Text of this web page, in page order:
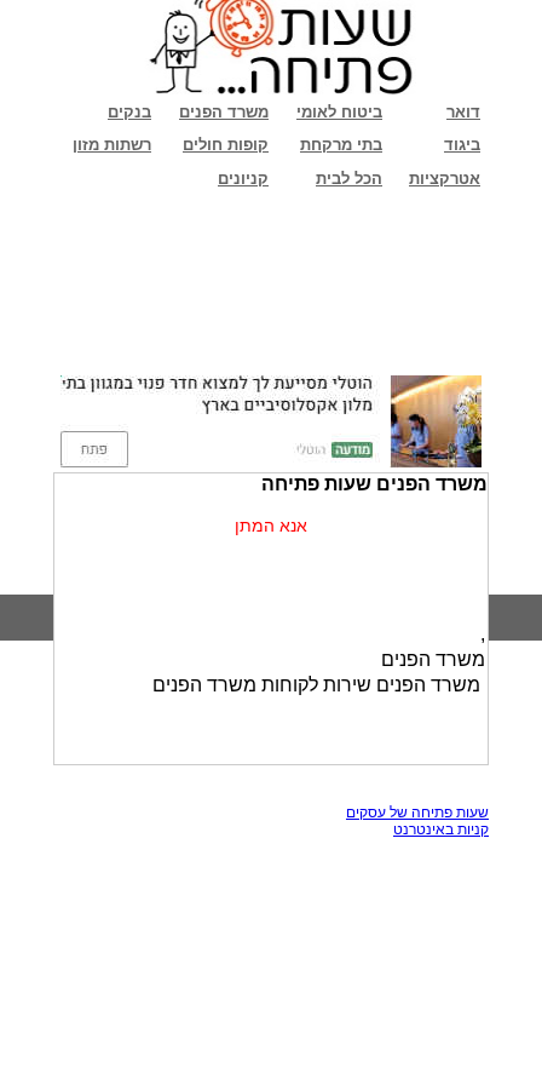
בנקים משרד הפנים ביטוח לאומי
דואר
רשתות מזון
קופות חולים בתי מרקחת
ביגוד
קניונים
הכל לבית אטרקציות
משרד הפנים שעות פתיחה
אנא המתן
,
משרד הפנים
שעות פתיחה של עסקים
קניות באינטרנט